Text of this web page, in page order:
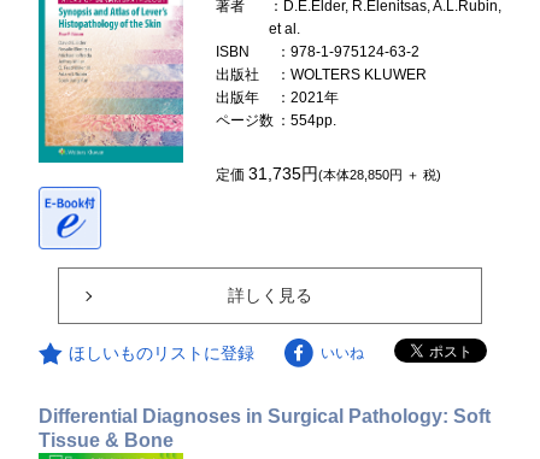
著者
：D.E.Elder, R.Elenitsas, A.L.Rubin,
et al.
ISBN
：978-1-975124-63-2
出版社
：WOLTERS KLUWER
出版年
：2021年
ページ数 ：554pp.
定価31,735円(本体28,850円 ＋ 税)
詳しく見る
ほしいものリストに登録 いいね
Differential Diagnoses in Surgical Pathology: Soft
Tissue & Bone